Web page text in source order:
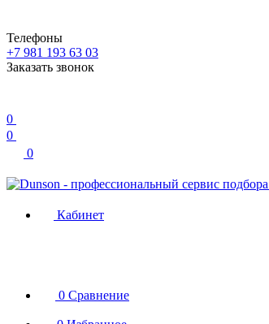
Телефоны
+7 981 193 63 03
Заказать звонок
0
0
0
Кабинет
0 Сравнение